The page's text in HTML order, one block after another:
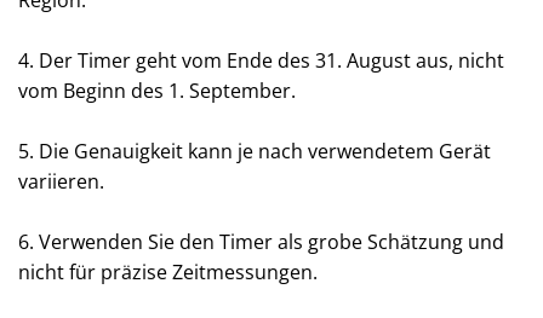
4. Der Timer geht vom Ende des 31. August aus, nicht
vom Beginn des 1. September.
5. Die Genauigkeit kann je nach verwendetem Gerät
variieren.
6. Verwenden Sie den Timer als grobe Schätzung und
nicht für präzise Zeitmessungen.